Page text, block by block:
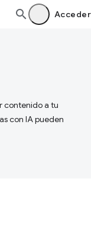
Acceder
contenido a tu
con IA pueden